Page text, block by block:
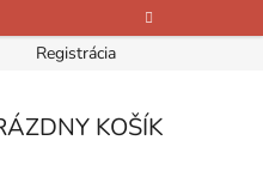
O nás Hodnotenie obchodu
Registrácia
KOŠÍK